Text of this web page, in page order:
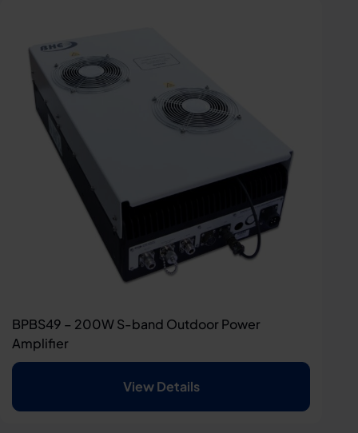
BPBS49 – 200W S-band Outdoor Power
Amplifier
View Details